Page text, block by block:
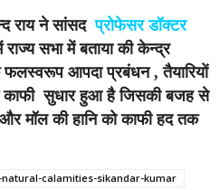
राय ने सांसदप्रोफेसर डॉक्टर
सभा में बताया की केन्द्र
फलस्वरूप आपदा प्रबंधन , तैयारियों
में काफी सुधार हुआ है जिसकी बजह से
मॉल की हानि को काफी हद तक
calamities-sikandar-kumar